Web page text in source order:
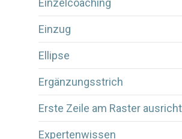
Einzelcoaching
Einzug
Ellipse
Ergänzungsstrich
Erste Zeile am Raster
Expertenwissen